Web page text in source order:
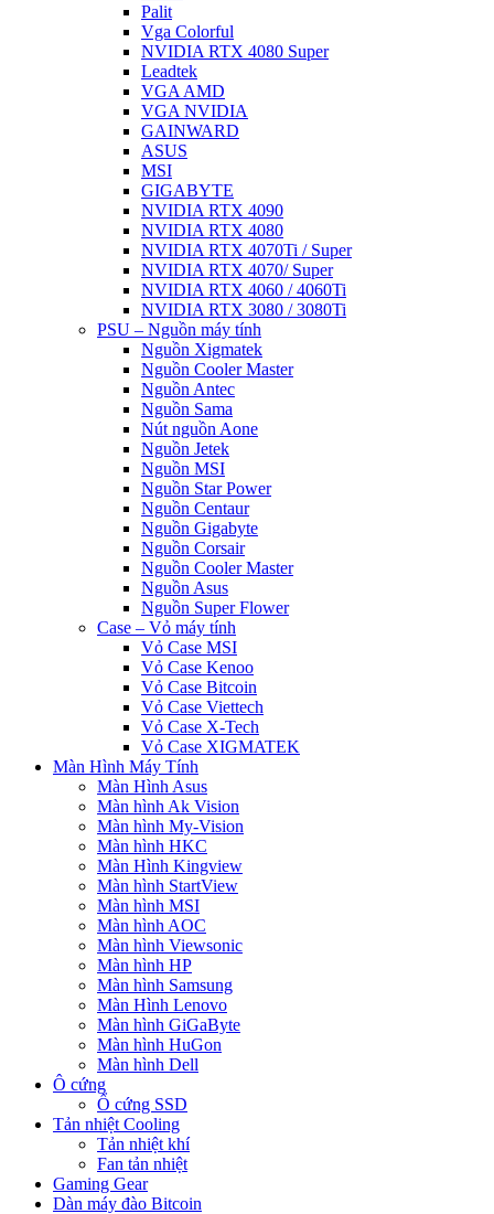
Palit
Vga Colorful
NVIDIA RTX 4080 Super
Leadtek
VGA AMD
VGA NVIDIA
GAINWARD
ASUS
MSI
GIGABYTE
NVIDIA RTX 4090
NVIDIA RTX 4080
NVIDIA RTX 4070Ti / Super
NVIDIA RTX 4070/ Super
NVIDIA RTX 4060 / 4060Ti
NVIDIA RTX 3080 / 3080Ti
PSU – Nguồn máy tính
Nguồn Xigmatek
Nguồn Cooler Master
Nguồn Antec
Nguồn Sama
Nút nguồn Aone
Nguồn Jetek
Nguồn MSI
Nguồn Star Power
Nguồn Centaur
Nguồn Gigabyte
Nguồn Corsair
Nguồn Cooler Master
Nguồn Asus
Nguồn Super Flower
Case – Vỏ máy tính
Vỏ Case MSI
Vỏ Case Kenoo
Vỏ Case Bitcoin
Vỏ Case Viettech
Vỏ Case X-Tech
Vỏ Case XIGMATEK
Màn Hình Máy Tính
Màn Hình Asus
Màn hình Ak Vision
Màn hình My-Vision
Màn hình HKC
Màn Hình Kingview
Màn hình StartView
Màn hình MSI
Màn hình AOC
Màn hình Viewsonic
Màn hình HP
Màn hình Samsung
Màn Hình Lenovo
Màn hình GiGaByte
Màn hình HuGon
Màn hình Dell
Ô cứng
Ổ cứng SSD
Tản nhiệt Cooling
Tản nhiệt khí
Fan tản nhiệt
Gaming Gear
Dàn máy đào Bitcoin